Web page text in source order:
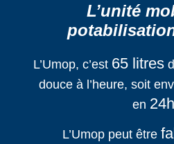
L’unité
L’Umop, c’est 65 litres
douce à l’heure, soit
en 24h
L’Umop peut être